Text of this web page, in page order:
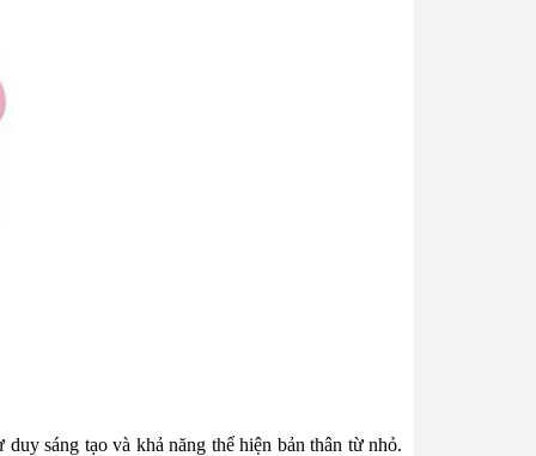
sáng tạo và khả năng thể hiện bản thân từ nhỏ.